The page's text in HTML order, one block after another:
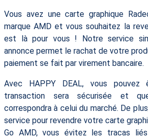
Vous avez une carte graphique
marque AMD et vous souhaitez la
est là pour vous ! Notre service
annonce permet le rachat de votre
paiement se fait par virement bancaire.
Avec HAPPY DEAL, vous
transaction sera sécurisée et
correspondra à celui du marché. De
service pour revendre votre carte
Go AMD, vous évitez les tracas